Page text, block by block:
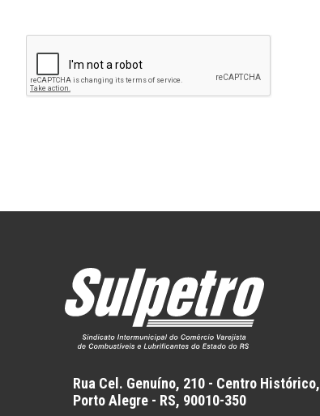
Rua Cel. Genuíno, 210 - Centro Histórico,
Porto Alegre - RS, 90010-350